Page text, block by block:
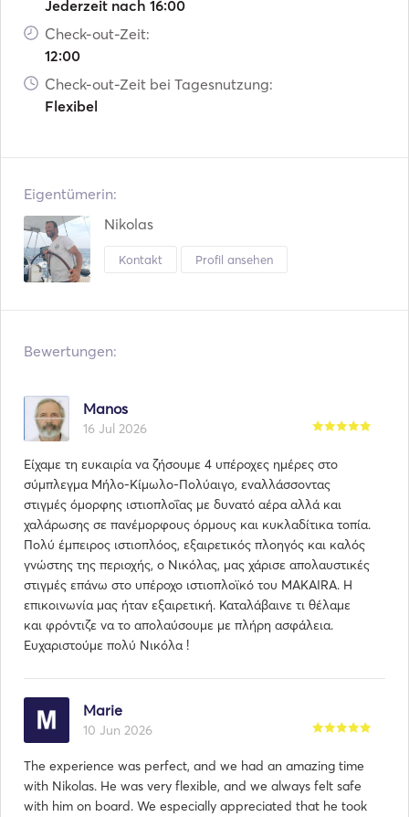
Jederzeit nach 16:00
Check-out-Zeit:
12:00
Check-out-Zeit bei Tagesnutzung:
Flexibel
Eigentümerin:
Nikolas
Kontakt Profil ansehen
Bewertungen:
Manos
16 Jul 2026
Είχαμε τη ευκαιρία να ζήσουμε 4 υπέροχες ημέρες στο
σύμπλεγμα Μήλο-Κίμωλο-Πολύαιγο, εναλλάσσοντας
στιγμές όμορφης ιστιοπλοΐας με δυνατό αέρα αλλά και
χαλάρωσης σε πανέμορφους όρμους και κυκλαδίτικα τοπία.
Πολύ έμπειρος ιστιοπλόος, εξαιρετικός πλοηγός και καλός
γνώστης της περιοχής, ο Νικόλας, μας χάρισε απολαυστικές
στιγμές επάνω στο υπέροχο ιστιοπλοϊκό του MAKAIRA. Η
επικοινωνία μας ήταν εξαιρετική. Καταλάβαινε τι θέλαμε
και φρόντιζε να το απολαύσουμε με πλήρη ασφάλεια.
Ευχαριστούμε πολύ Νικόλα !
Marie
10 Jun 2026
The experience was perfect, and we had an amazing time
with Nikolas. He was very flexible, and we always felt safe
with him on board. We especially appreciated that he took